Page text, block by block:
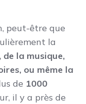
peut-être que
la
de la musique,
ou même la
de 1000
il y a près de